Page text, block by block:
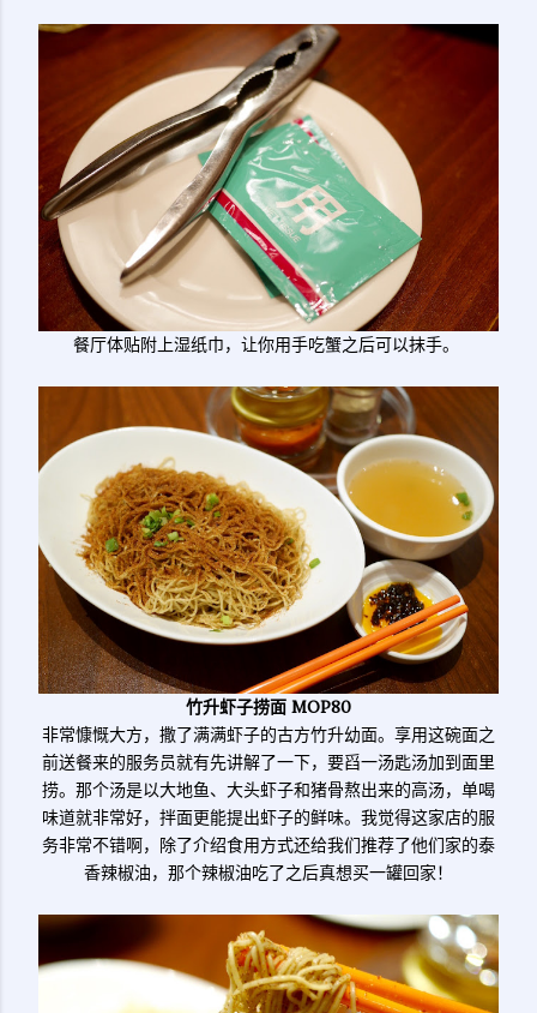
餐厅体贴附上湿纸巾，让你用手吃蟹之后可以抹手。
竹升虾子捞面 MOP80
非常慷慨大方，撒了满满虾子的古方竹升幼面。享用这碗面之
前送餐来的服务员就有先讲解了一下，要舀一汤匙汤加到面里
捞。那个汤是以大地鱼、大头虾子和猪骨熬出来的高汤，单喝
味道就非常好，拌面更能提出虾子的鲜味。我觉得这家店的服
务非常不错啊，除了介绍食用方式还给我们推荐了他们家的泰
香辣椒油，那个辣椒油吃了之后真想买一罐回家！